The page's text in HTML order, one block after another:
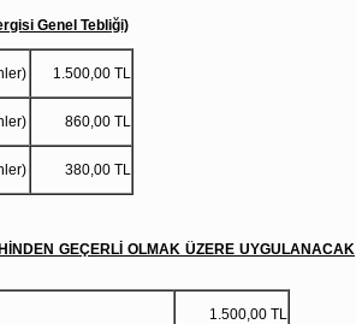
Genel Tebliği)
1.500,00 TL
860,00 TL
380,00 TL
GEÇERLİ OLMAK ÜZERE UYGULANACAK
1.500,00 TL